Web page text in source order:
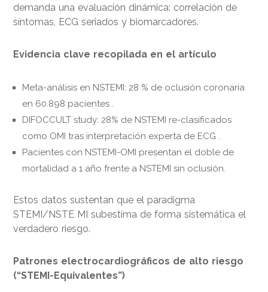
demanda una evaluación dinámica: correlación de
síntomas, ECG seriados y biomarcadores.
Evidencia clave recopilada en el artículo
Meta-análisis en NSTEMI: 28 % de oclusión coronaria
en 60.898 pacientes .
DIFOCCULT study: 28% de NSTEMI re-clasificados
como OMI tras interpretación experta de ECG .
Pacientes con NSTEMI-OMI presentan el doble de
mortalidad a 1 año frente a NSTEMI sin oclusión.
Estos datos sustentan que el paradigma
STEMI/NSTE MI subestima de forma sistemática el
verdadero riesgo.
Patrones electrocardiográficos de alto riesgo
(“STEMI-Equivalentes”)